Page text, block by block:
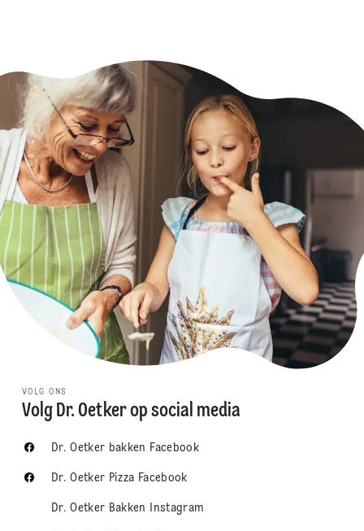
VOLG ONS
Volg Dr. Oetker op social media
Dr. Oetker bakken Facebook
Dr. Oetker Pizza Facebook
Dr. Oetker Bakken Instagram